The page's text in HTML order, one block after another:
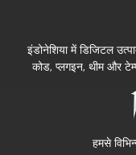
आधिकारिक
इंडोनेशिया में डिजिटल
कोड, प्लगइन, थीम और
हमसे